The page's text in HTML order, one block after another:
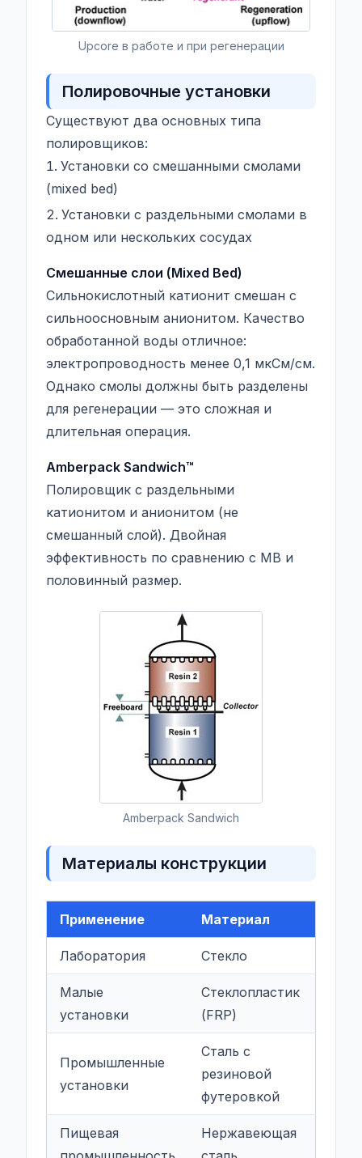
Upcore в работе и при регенерации
Полировочные установки
Существуют два основных типа
полировщиков:
Установки со смешанными смолами
(mixed bed)
Установки с раздельными смолами в
одном или нескольких сосудах
Смешанные слои (Mixed Bed)
Сильнокислотный катионит смешан с
сильноосновным анионитом. Качество
обработанной воды отличное:
электропроводность менее 0,1 мкСм/см.
Однако смолы должны быть разделены
для регенерации — это сложная и
длительная операция.
Amberpack Sandwich™
Полировщик с раздельными
катионитом и анионитом (не
смешанный слой). Двойная
эффективность по сравнению с MB и
половинный размер.
Amberpack Sandwich
Материалы конструкции
Применение Материал
Лаборатория Стекло
Малые
установки
Стеклопластик
(FRP)
Промышленные
установки
Сталь с
резиновой
футеровкой
Пищевая
Нержавеющая